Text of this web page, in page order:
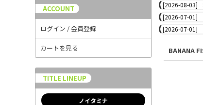
ACCOUNT
ログイン / 会員登録
カートを見る
TITLE LINEUP
ノイタミナ
[2026-08-03]
[2026-07-01]
[2026-07-01]
BANANA